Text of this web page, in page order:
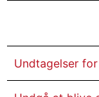
Undtagelser